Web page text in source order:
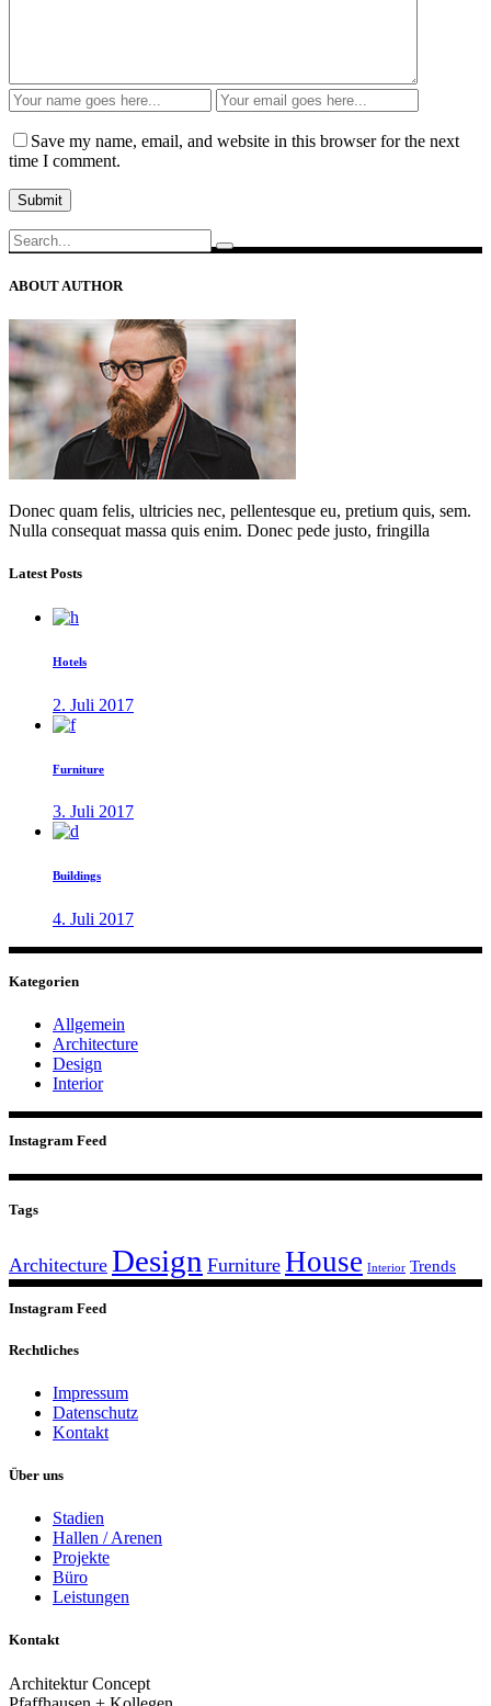
Save my name, email, and website in this browser for the next
time I comment.
Search
for:
ABOUT AUTHOR
Donec quam felis, ultricies nec, pellentesque eu, pretium quis, sem.
Nulla consequat massa quis enim. Donec pede justo, fringilla
Latest Posts
Hotels
2. Juli 2017
Furniture
3. Juli 2017
Buildings
4. Juli 2017
Kategorien
Allgemein
Architecture
Design
Interior
Instagram Feed
Tags
Architecture Design Furniture House Interior Trends
Instagram Feed
Rechtliches
Impressum
Datenschutz
Kontakt
Über uns
Stadien
Hallen / Arenen
Projekte
Büro
Leistungen
Kontakt
Architektur Concept